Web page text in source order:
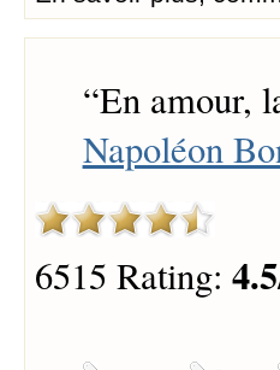
“En amour,
Napoléon
6515 Rating: 4.5